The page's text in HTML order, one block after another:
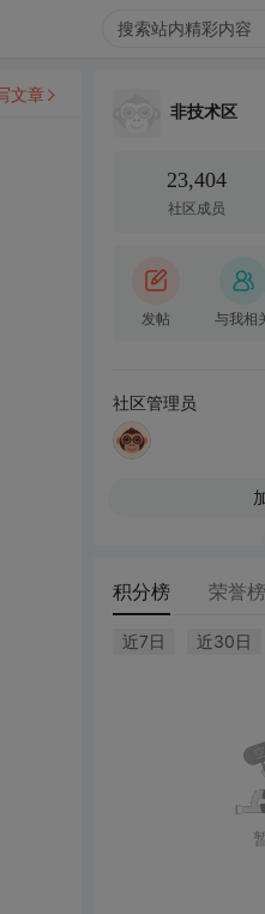
文章
非技术区
23,404
社区成员
发帖 与我相
社区管理员
积分榜 荣誉榜
近7日 近30日